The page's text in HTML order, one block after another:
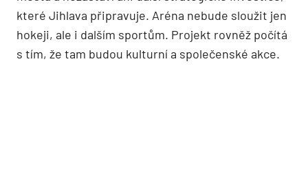
které Jihlava připravuje. Aréna nebude sloužit jen
hokeji, ale i dalším sportům. Projekt rovněž počítá
s tím, že tam budou kulturní a společenské akce.